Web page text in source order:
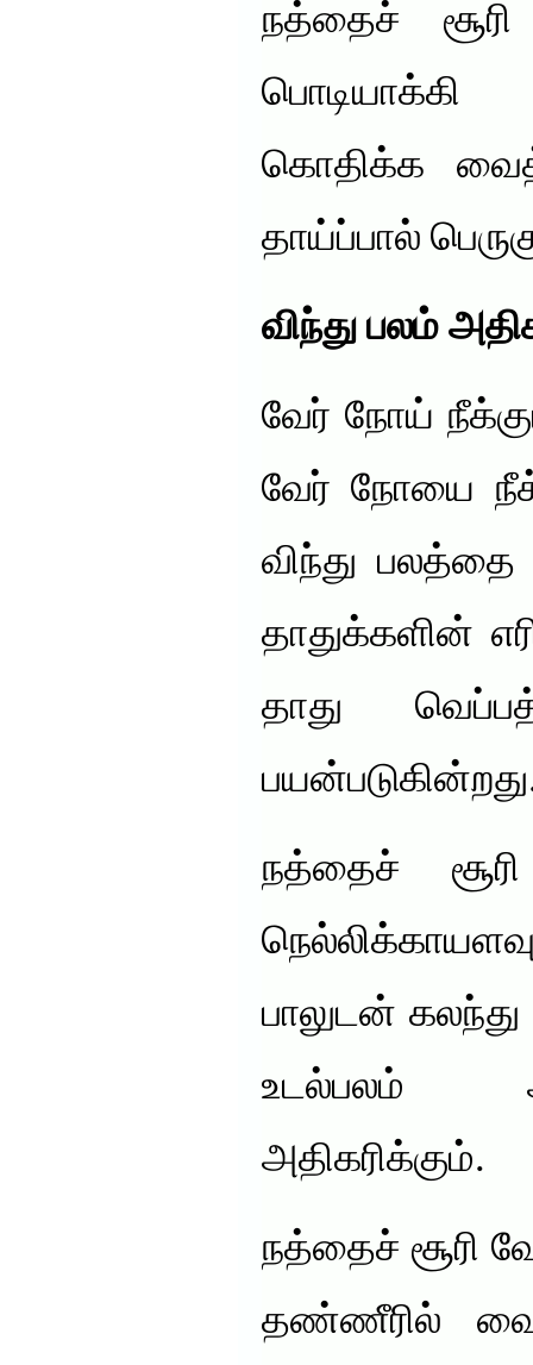
நத்தைச்
பொடியாக்கி
கொதிக்க
தாய்ப்பால்
விந்து பலம்
வேர் நோய்
வேர் நோயை
விந்து பலத்தை
தாதுக்களின்
தாது
நத்தைச்
பாலுடன்
உடல்பலம்
அதிகரிக்கும்.
நத்தைச் சூரி
தண்ணீரில்